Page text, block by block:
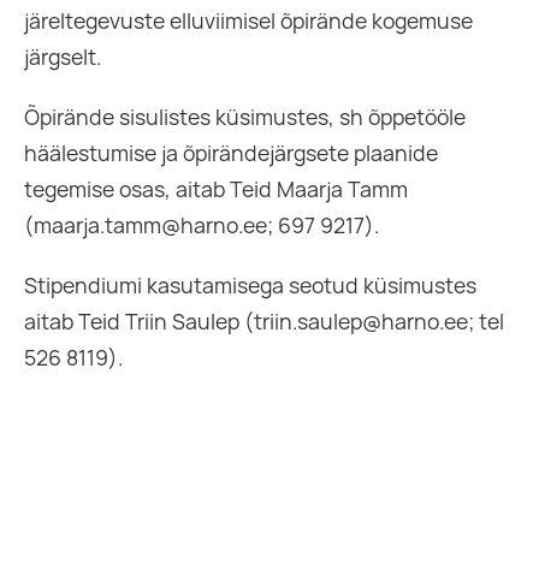
järeltegevuste elluviimisel õpirände kogemuse
järgselt.
Õpirände sisulistes küsimustes, sh õppetööle
häälestumise ja õpirändejärgsete plaanide
tegemise osas, aitab Teid Maarja Tamm
(maarja.tamm@harno.ee; 697 9217).
Stipendiumi kasutamisega seotud küsimustes
aitab Teid Triin Saulep (triin.saulep@harno.ee; tel
526 8119).